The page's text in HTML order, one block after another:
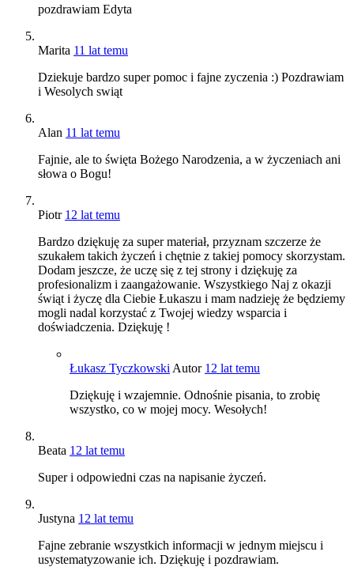
pozdrawiam Edyta
Marita 11 lat temu
Dziekuje bardzo super pomoc i fajne zyczenia :) Pozdrawiam
i Wesolych swiąt
Alan 11 lat temu
Fajnie, ale to święta Bożego Narodzenia, a w życzeniach ani
słowa o Bogu!
Piotr 12 lat temu
Bardzo dziękuję za super materiał, przyznam szczerze że
szukałem takich życzeń i chętnie z takiej pomocy skorzystam.
Dodam jeszcze, że uczę się z tej strony i dziękuję za
profesionalizm i zaangażowanie. Wszystkiego Naj z okazji
świąt i życzę dla Ciebie Łukaszu i mam nadzieję że będziemy
mogli nadal korzystać z Twojej wiedzy wsparcia i
doświadczenia. Dziękuję !
Łukasz Tyczkowski Autor 12 lat temu
Dziękuję i wzajemnie. Odnośnie pisania, to zrobię
wszystko, co w mojej mocy. Wesołych!
Beata 12 lat temu
Super i odpowiedni czas na napisanie życzeń.
Justyna 12 lat temu
Fajne zebranie wszystkich informacji w jednym miejscu i
usystematyzowanie ich. Dziękuję i pozdrawiam.